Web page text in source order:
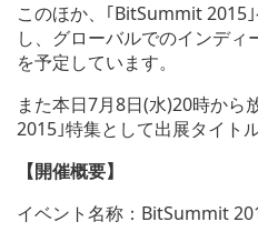
このほか、｢BitSummit 2015
し、グローバルでのインデ
を予定しています。
また本日7月8日(水)20時から
2015｣特集として出展タイト
【開催概要】
イベント名称：BitSummit